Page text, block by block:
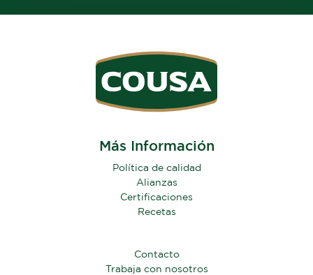
Más Información
Política de calidad
Alianzas
Certificaciones
Recetas
Contacto
Trabaja con nosotros